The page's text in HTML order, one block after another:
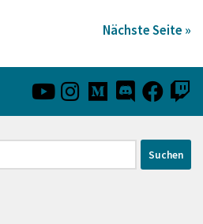
Nächste Seite »